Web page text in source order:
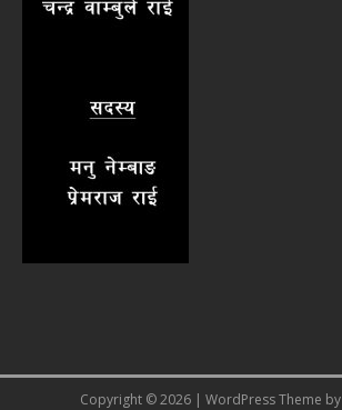
Copyright © 2026 | WordPress Theme by